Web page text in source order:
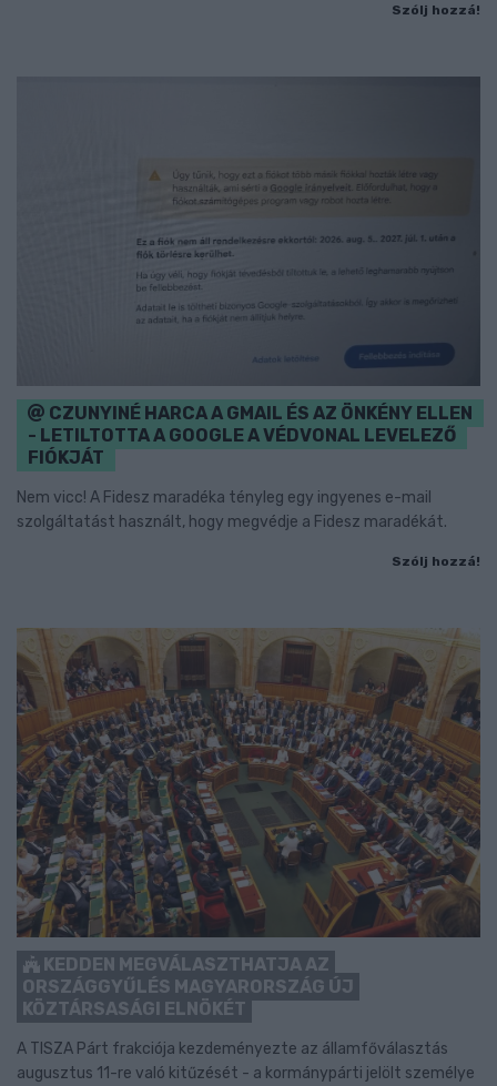
Szólj hozzá!
CZUNYINÉ HARCA A GMAIL ÉS AZ ÖNKÉNY ELLEN
- LETILTOTTA A GOOGLE A VÉDVONAL LEVELEZŐ
FIÓKJÁT
Nem vicc! A Fidesz maradéka tényleg egy ingyenes e-mail
szolgáltatást használt, hogy megvédje a Fidesz maradékát.
Szólj hozzá!
KEDDEN MEGVÁLASZTHATJA AZ
ORSZÁGGYŰLÉS MAGYARORSZÁG ÚJ
KÖZTÁRSASÁGI ELNÖKÉT
A TISZA Párt frakciója kezdeményezte az államfőválasztás
augusztus 11-re való kitűzését - a kormánypárti jelölt személye